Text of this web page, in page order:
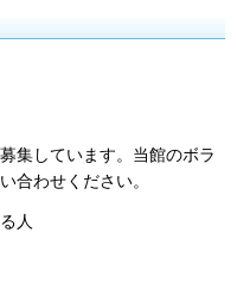
集しています。当館のボラ
合わせください。
人